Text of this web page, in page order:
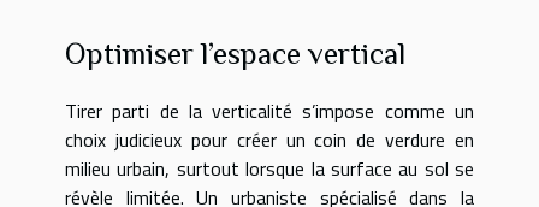
Optimiser l’espace vertical
Tirer parti de la verticalité s’impose comme un
choix judicieux pour créer un coin de verdure en
milieu urbain, surtout lorsque la surface au sol se
révèle limitée. Un urbaniste spécialisé dans la